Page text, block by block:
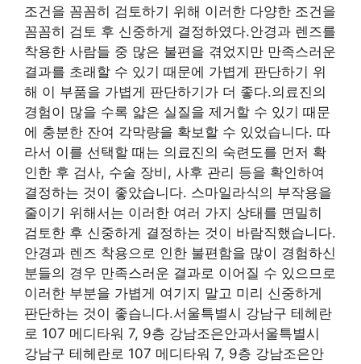
조건을 꼼꼼히 검토하기 위해 이러한 다양한 조건을
꼼꼼히 검토 후 신중하게 결정하였다.안경과 렌즈를
착용한 사람들 중 많은 불편을 겪었지만 만족스러운
결과를 초래할 수 있기 때문에 가볍게 판단하기 위
해 이 부품을 가볍게 판단하기가 더 좋다.의료진의
경험이 많을 수록 얇은 실질을 제거할 수 있기 때문
에 충분한 잔여 각막량을 확보할 수 있었습니다. 따
라서 이를 선택할 때는 의료진의 숙련도를 먼저 확
인한 후 검사, 수술 장비, 사후 관리 등을 확인하여
결정하는 것이 좋았습니다. 스마일라식의 부작용을
줄이기 위해서는 이러한 여러 가지 상태를 면밀히
검토한 후 신중하게 결정하는 것이 바람직했습니다.
안경과 렌즈 착용으로 인한 불편함을 많이 경험하신
분들의 경우 만족스러운 결과로 이어질 수 있으므로
이러한 부분을 가볍게 여기지 말고 미리 신중하게
판단하는 것이 좋습니다.서울특별시 강남구 테헤란
로 107 메디타워 7, 9층 강남조은안과서울특별시
강남구 테헤란로 107 메디타워 7, 9층 강남조은안